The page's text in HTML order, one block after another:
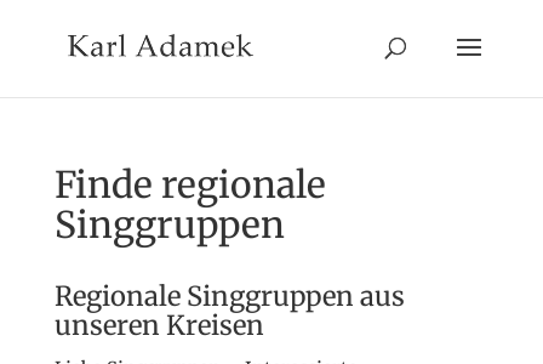
Finde regionale
Singgruppen
Regionale Singgruppen aus
unseren Kreisen